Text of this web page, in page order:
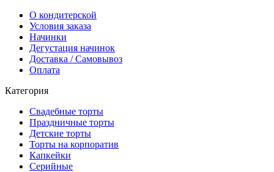
О кондитерской
Условия заказа
Начинки
Дегустация начинок
Доставка / Самовывоз
Оплата
Категория
Свадебные торты
Праздничные торты
Детские торты
Торты на корпоратив
Капкейки
Серийные